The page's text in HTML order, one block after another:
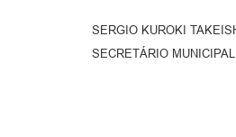
SERGIO KUROKI
SECRETÁRIO